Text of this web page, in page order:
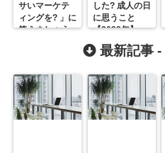
サいマーケテ
ィングを? 」に
答えましょう
した? 成人の日
に思うこと
【2022年】
最新記事 -